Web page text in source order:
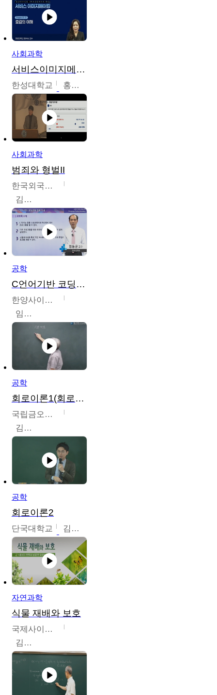
사회과학
서비스이미지메이킹
한성대학교 홍수남
사회과학
범죄와 형벌II
한국외국어대학교
김현수
공학
C언어기반 코딩교육
한양사이버대학교
임동균
공학
회로이론1(회로이론1, 회로이론2, 전자회로1)
국립금오공과대학교
김명식
공학
회로이론2
단국대학교 김현식
자연과학
식물 재배와 보호
국제사이버대학교
김완수